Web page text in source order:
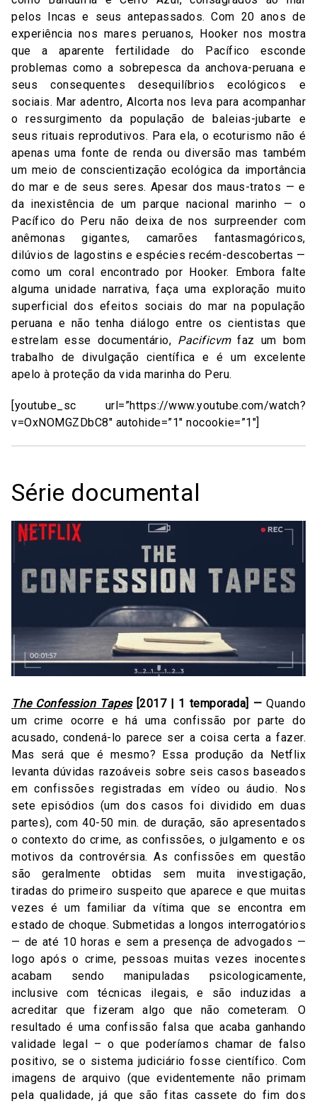
pelos Incas e seus antepassados. Com 20 anos de
experiência nos mares peruanos, Hooker nos mostra
que a aparente fertilidade do Pacífico esconde
problemas como a sobrepesca da anchova-peruana e
seus consequentes desequilíbrios ecológicos e
sociais. Mar adentro, Alcorta nos leva para acompanhar
o ressurgimento da população de baleias-jubarte e
seus rituais reprodutivos. Para ela, o ecoturismo não é
apenas uma fonte de renda ou diversão mas também
um meio de conscientização ecológica da importância
do mar e de seus seres. Apesar dos maus-tratos — e
da inexistência de um parque nacional marinho — o
Pacífico do Peru não deixa de nos surpreender com
anêmonas gigantes, camarões fantasmagóricos,
dilúvios de lagostins e espécies recém-descobertas —
como um coral encontrado por Hooker. Embora falte
alguma unidade narrativa, faça uma exploração muito
superficial dos efeitos sociais do mar na população
peruana e não tenha diálogo entre os cientistas que
estrelam esse documentário, Pacificvmfaz um bom
trabalho de divulgação científica e é um excelente
apelo à proteção da vida marinha do Peru.
[youtube_sc url=”https://www.youtube.com/watch?
v=OxNOMGZDbC8″ autohide=”1″ nocookie=”1″]
Série documental
The Confession Tapes[2017 | 1 temporada] — Quando
um crime ocorre e há uma confissão por parte do
acusado, condená-lo parece ser a coisa certa a fazer.
Mas será que é mesmo? Essa produção da Netflix
levanta dúvidas razoáveis sobre seis casos baseados
em confissões registradas em vídeo ou áudio. Nos
sete episódios (um dos casos foi dividido em duas
partes), com 40-50 min. de duração, são apresentados
o contexto do crime, as confissões, o julgamento e os
motivos da controvérsia. As confissões em questão
são geralmente obtidas sem muita investigação,
tiradas do primeiro suspeito que aparece e que muitas
vezes é um familiar da vítima que se encontra em
estado de choque. Submetidas a longos interrogatórios
— de até 10 horas e sem a presença de advogados —
logo após o crime, pessoas muitas vezes inocentes
acabam sendo manipuladas psicologicamente,
inclusive com técnicas ilegais, e são induzidas a
acreditar que fizeram algo que não cometeram. O
resultado é uma confissão falsa que acaba ganhando
validade legal – o que poderíamos chamar de falso
positivo, se o sistema judiciário fosse científico. Com
imagens de arquivo (que evidentemente não primam
pela qualidade, já que são fitas cassete do fim dos